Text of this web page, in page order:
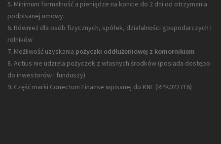
5. Minimum formalność a pieniądze na koncie do 2 dni od otrzymania
podpisanej umowy.
6. Również dla osób fizycznych, spółek, działalności gospodarczych i
rolników
7. Możliwość uzyskania pożyczki oddłużeniowej z komornikiem
8. Actius nie udziela pożyczek z własnych środków (posiada dostępo
do inwestorów i funduszy)
9. Część marki Conectum Finanse wpisanej do KNF (RPK022716)